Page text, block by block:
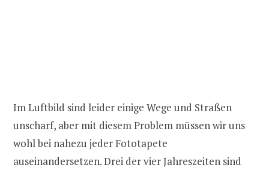
Im Luftbild sind leider einige Wege und Straßen
unscharf, aber mit diesem Problem müssen wir uns
wohl bei nahezu jeder Fototapete
auseinandersetzen. Drei der vier Jahreszeiten sind